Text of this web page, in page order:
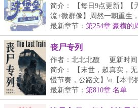
简介： 【每日9点更新】【
流+微群像】周然一朝重生
最新章节： 第254章 豪横的
丧尸专列
作者：北北北馥
更新时
简介： 【末世，超真实，
慢节奏，公路文】\n【本书
最新章节： 第810章 名单